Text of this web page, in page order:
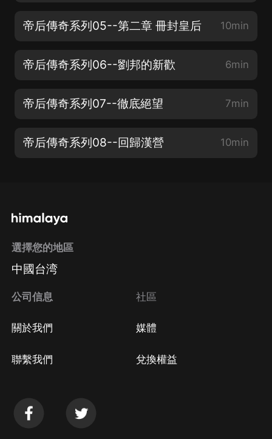
帝后傳奇系列05--第二章 冊封皇后 10min
帝后傳奇系列06--劉邦的新歡 6min
帝后傳奇系列07--徹底絕望 7min
帝后傳奇系列08--回歸漢營 10min
選擇您的地區
中國台湾
公司信息
關於我們
聯繫我們
社區
媒體
兌換權益